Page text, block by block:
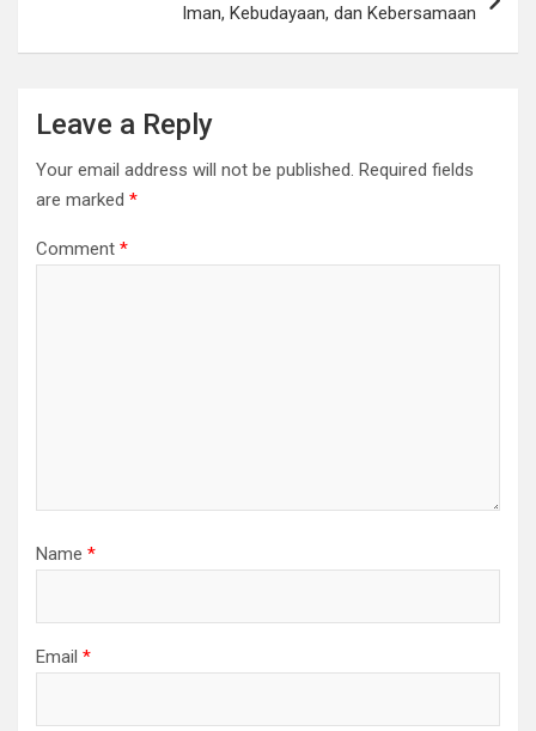
Iman, Kebudayaan, dan Kebersamaan
Leave a Reply
Your email address will not be published. Required fields
are marked *
Comment *
Name *
Email *